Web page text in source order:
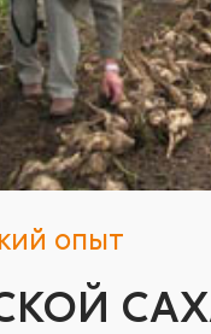
опыт